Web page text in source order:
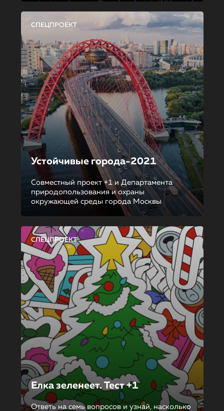
СПЕЦПРОЕКТ
Устойчивые города-2021
Совместный проект +1 и Департамента
природопользования и охраны
окружающей среды города Москвы
СПЕЦПРОЕКТ
Елка зеленеет. Тест +1
Ответь на семь вопросов и узнай, насколько